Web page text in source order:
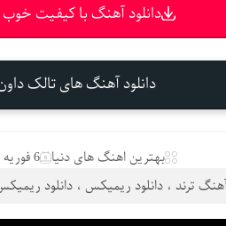
دانلود آهنگ با کیفیت خوب
دانلود آهنگ های تالک
بهترین اهنگ های دنیا 6 فوریه 2025
ترند ، دانلود ریمیکس ، دانلود